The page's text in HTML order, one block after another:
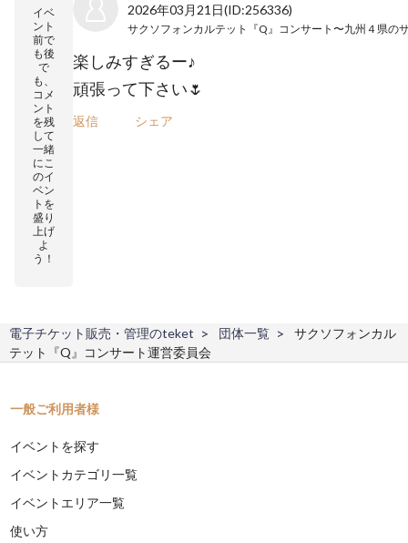
イベ
ント
前で
も後
で
も、
コメ
ント
を残
して
一緒
にこ
のイ
ベン
トを
盛り
上げ
よ
う！
2026年03月21日(ID:256336)
楽しみすぎるー♪
頑張って下さい🌷
返信 シェア
電子チケット販売・管理のteket 団体一覧
サクソフォンカル
テット『Q』コンサート運営委員会
一般ご利用者様
イベントを探す
イベントカテゴリ一覧
イベントエリア一覧
使い方